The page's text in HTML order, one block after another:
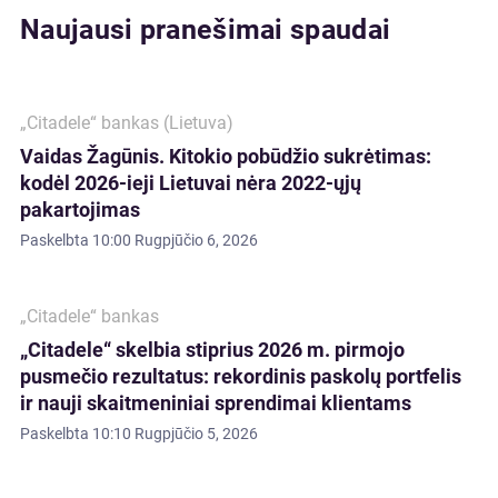
Naujausi pranešimai spaudai
„Citadele“ bankas (Lietuva)
Vaidas Žagūnis. Kitokio pobūdžio sukrėtimas:
kodėl 2026-ieji Lietuvai nėra 2022-ųjų
pakartojimas
Paskelbta 10:00 Rugpjūčio 6, 2026
„Citadele“ bankas
„Citadele“ skelbia stiprius 2026 m. pirmojo
pusmečio rezultatus: rekordinis paskolų portfelis
ir nauji skaitmeniniai sprendimai klientams
Paskelbta 10:10 Rugpjūčio 5, 2026